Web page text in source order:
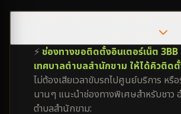
⚡ ช่องทางขอติดตั้งอินเตอร์เน็ต
เทศบาลตำบลสำนักขาม ให้ได้คิวติด
ไม่ต้องเสียเวลาขับรถไปศูนย์บริการ ห
นานๆ แนะนำช่องทางพิเศษสำหรับชาว
ตำบลสำนักขาม: